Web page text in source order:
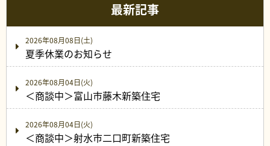
最新記事
2026年08月08日(土)
夏季休業のお知らせ
2026年08月04日(火)
＜商談中＞富山市藤木新築住宅
2026年08月04日(火)
＜商談中＞射水市二口町新築住宅